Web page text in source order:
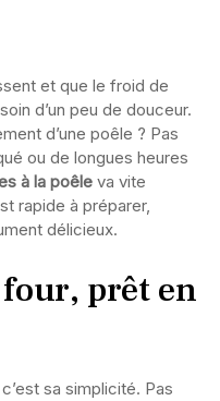
et que le froid de
d’un peu de douceur.
d’une poêle ? Pas
ou de longues heures
à la poêle va vite
rapide à préparer,
délicieux.
prêt en
sa simplicité. Pas